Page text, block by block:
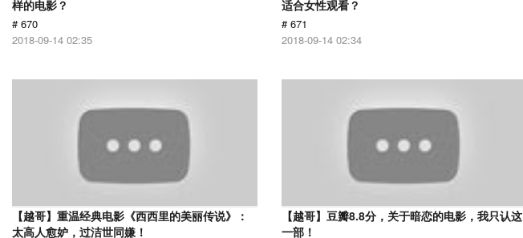
样的电影？
# 670
2018-09-14 02:35
适合女性观看？
# 671
2018-09-14 02:34
【越哥】重温经典电影《西西里的美丽传说》：
太高人愈妒，过洁世同嫌！
【越哥】豆瓣8.8分，关于暗恋的电影，我只认这
一部！